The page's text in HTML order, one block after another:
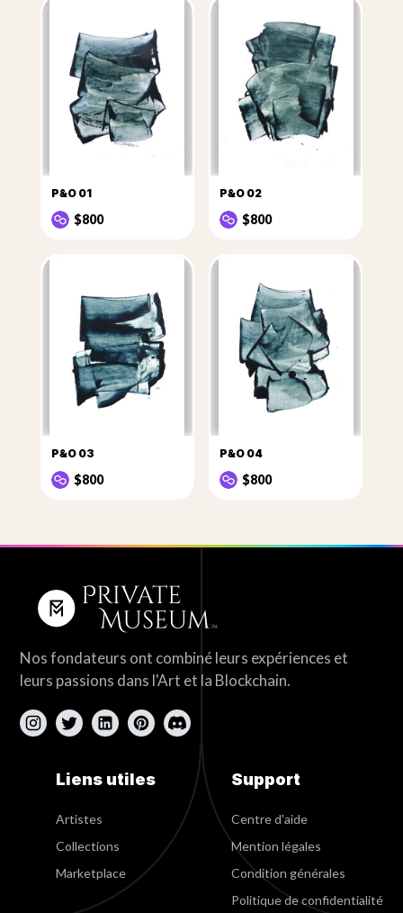
P&O 01
$800
P&O 02
$800
P&O 03
$800
P&O 04
$800
Nos fondateurs ont combiné leurs expériences et
leurs passions dans l'Art et la Blockchain.
Liens utiles
Artistes
Collections
Marketplace
Support
Centre d'aide
Mention légales
Condition générales
Politique de confidentialité